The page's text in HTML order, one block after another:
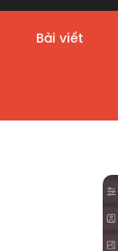
Bài viết